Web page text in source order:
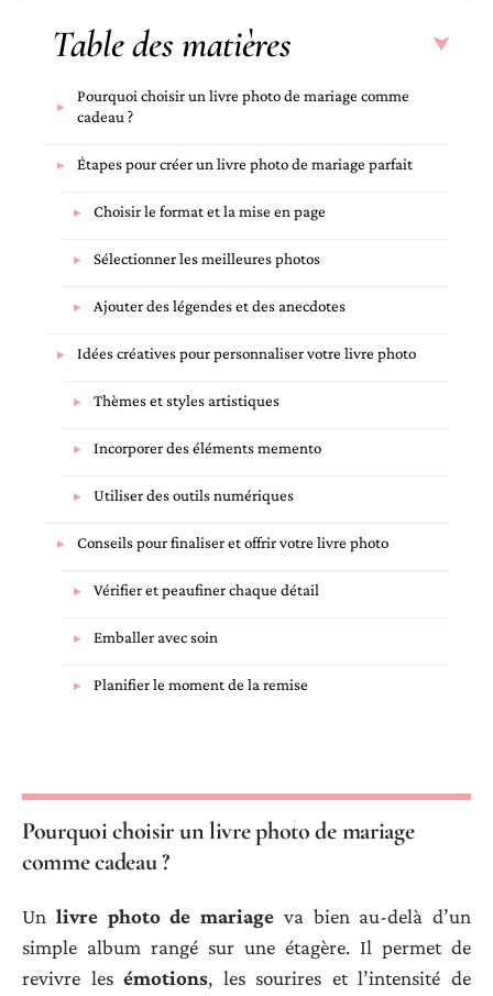
Table des matières
Pourquoi choisir un livre photo de mariage comme
cadeau ?
Étapes pour créer un livre photo de mariage parfait
Choisir le format et la mise en page
Sélectionner les meilleures photos
Ajouter des légendes et des anecdotes
Idées créatives pour personnaliser votre livre photo
Thèmes et styles artistiques
Incorporer des éléments memento
Utiliser des outils numériques
Conseils pour finaliser et offrir votre livre photo
Vérifier et peaufiner chaque détail
Emballer avec soin
Planifier le moment de la remise
Pourquoi choisir un livre photo de mariage
comme cadeau ?
Un livre photo de mariage va bien au-delà d’un
simple album rangé sur une étagère. Il permet de
revivre lesémotions, les sourires et l’intensité de